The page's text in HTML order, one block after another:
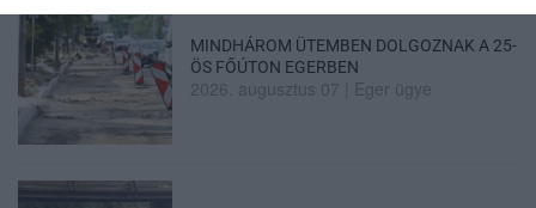
MINDHÁROM ÜTEMBEN DOLGOZNAK A 25-
ÖS FŐÚTON EGERBEN
2026. augusztus 07 Eger ügye